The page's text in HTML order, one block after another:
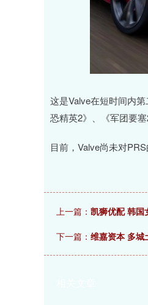
这是Valve在短时间内
恐精英2》、《军团要
目前，Valve尚未对
上一篇： 凯狮优配 韩国
下一篇： 维嘉资本 多城